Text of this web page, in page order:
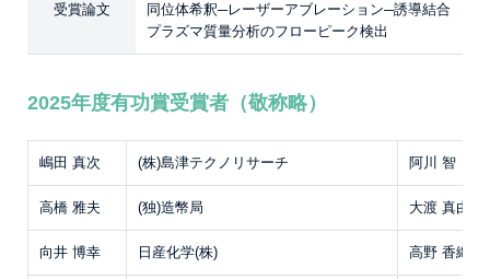
受賞論文
同位体希釈─レーザーアブレーション─誘導結合
プラズマ質量分析のフローピーク検出
2025年度有功賞受賞者（敬称略）
嶋田 真次 (株)島津テクノリサーチ 阿川 智
高橋 雅夫 (独)造幣局 大渡 真由美
向井 博幸 日産化学(株) 高野 香織